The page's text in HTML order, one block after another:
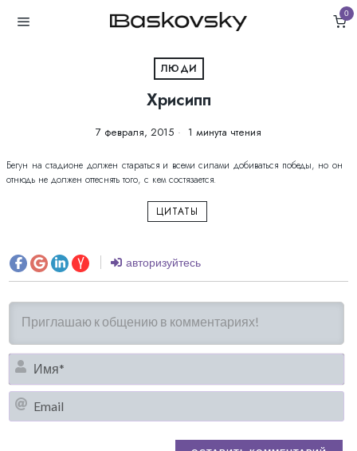
0
ЛЮДИ
Хрисипп
7 февраля, 2015 1 минута чтения
Бегун на стадионе должен стараться и всеми силами добиваться победы, но он
отнюдь не должен оттеснять того, с кем состязается.
ЦИТАТЫ
авторизуйтесь